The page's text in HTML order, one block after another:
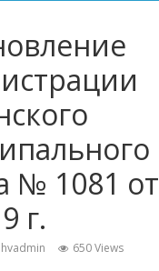
№ 1081 от
г.
hvadmin 650 Views